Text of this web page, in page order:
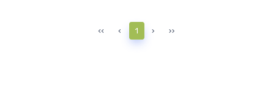
‹‹ ‹ 1 › ››